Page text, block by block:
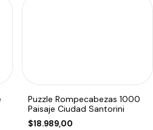
Puzzle Rompecabezas 1000
Paisaje Ciudad Santorini
$18.989,00